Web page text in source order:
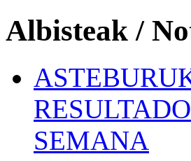
Albisteak /
SEMANA